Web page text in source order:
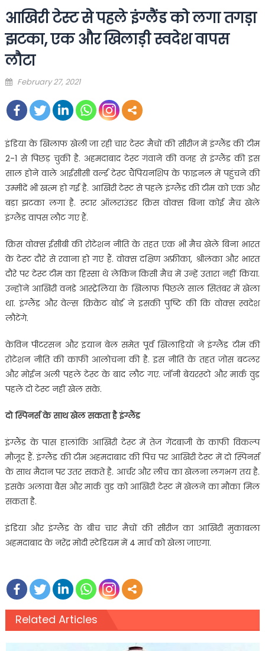
आखिरी टेस्ट से पहले इंग्लैंड को लगा तगड़ा
झटका, एक और खिलाड़ी स्वदेश वापस
लौटा
Posted
February 27, 2021
इंडिया के खिलाफ खेली जा रही चार टेस्ट मैचों की सीरीज में इंग्लैंड की टीम
2-1 से पिछड़ चुकी है. अहमदाबाद टेस्ट गंवाने की वजह से इंग्लैंड की इस
साल होने वाले आईसीसी वर्ल्ड टेस्ट चैंपियनशिप के फाइनल में पहुंचने की
उम्मीदें भी खत्म हो गई है. आखिरी टेस्ट से पहले इंग्लैंड की टीम को एक और
बड़ा झटका लगा है. स्टार ऑलराउंडर क्रिस वोक्स बिना कोई मैच खेले
इंग्लैंड वापस लौट गए हैं.
क्रिस वोक्स ईसीबी की रोटेशन नीति के तहत एक भी मैच खेले बिना भारत
के टेस्ट दौरे से रवाना हो गए हैं. वोक्स दक्षिण अफ्रीका, श्रीलंका और भारत
दौरे पर टेस्ट टीम का हिस्सा थे लेकिन किसी मैच में उन्हें उतारा नहीं किया.
उन्होंने आखिरी वनडे आस्ट्रेलिया के खिलाफ पिछले साल सितंबर में खेला
था. इंग्लैंड और वेल्स क्रिकेट बोर्ड ने इसकी पुष्टि की कि वोक्स स्वदेश
लौटेंगे.
केविन पीटरसन और इयान बेल समेत पूर्व खिलाड़ियों ने इंग्लैंड टीम की
रोटेशन नीति की काफी आलोचना की है. इस नीति के तहत जोस बटलर
और मोईन अली पहले टेस्ट के बाद लौट गए. जॉनी बेयरस्टो और मार्क वुड
पहले दो टेस्ट नहीं खेल सके.
दो स्पिनर्स के साथ खेल सकता है इंग्लैंड
इंग्लैंड के पास हालांकि आखिरी टेस्ट में तेज गेंदबाजी के काफी विकल्प
मौजूद हैं. इंग्लैंड की टीम अहमदाबाद की पिच पर आखिरी टेस्ट में दो स्पिनर्स
के साथ मैदान पर उतर सकते है. आर्चर और लीच का खेलना लगभग तय है.
इसके अलावा बैस और मार्क वुड को आखिरी टेस्ट में खेलने का मौका मिल
सकता है.
इंडिया और इंग्लैंड के बीच चार मैचों की सीरीज का आखिरी मुकाबला
अहमदाबाद के नरेंद्र मोदी स्टेडियम में 4 मार्च को खेला जाएगा.
Related Articles